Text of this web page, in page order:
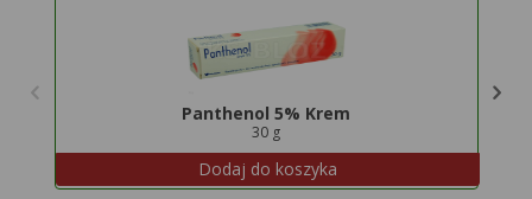
Panthenol 5% Krem
30 g
Dodaj do koszyka